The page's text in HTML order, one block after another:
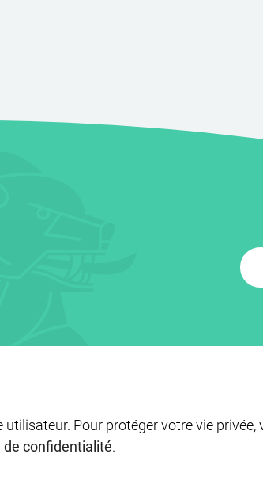
Pour protéger votre vie
de confidentialité.